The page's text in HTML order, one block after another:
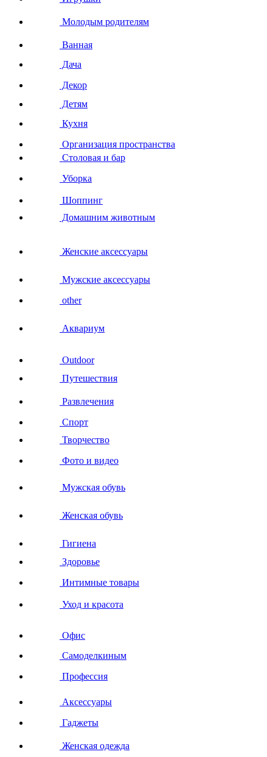
Молодым родителям
Ванная
Дача
Декор
Детям
Кухня
Организация пространства
Столовая и бар
Уборка
Шоппинг
Домашним животным
Женские аксессуары
Мужские аксессуары
other
Аквариум
Outdoor
Путешествия
Развлечения
Спорт
Творчество
Фото и видео
Мужская обувь
Женская обувь
Гигиена
Здоровье
Интимные товары
Уход и красота
Офис
Самоделкиным
Профессия
Аксессуары
Гаджеты
Женская одежда